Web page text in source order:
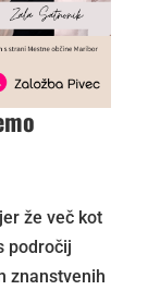
že več kot
področij
znanstvenih